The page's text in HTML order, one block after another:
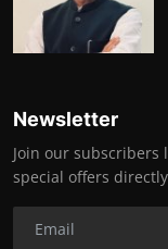
Newsletter
Join our subscribers
special offers